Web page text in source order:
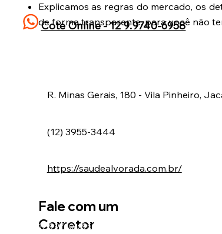
Explicamos as regras do mercado, os
de forma transparente, para você não
Cote Online - 12 9.9740-6958
R. Minas Gerais, 180 - Vila Pinheiro,
(12) 3955-3444
https://saudealvorada.com.br/
Fale com um
Corretor
12 99740-6958